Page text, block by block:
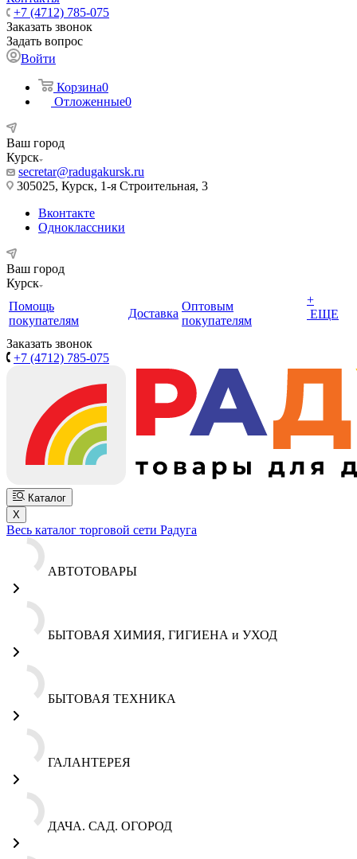
+7 (4712) 785-075
Заказать звонок
Задать вопрос
Войти
Корзина0
Отложенные0
Ваш город
Курск
secretar@radugakursk.ru
305025, Курск, 1-я Строительная, 3
Вконтакте
Одноклассники
Ваш город
Курск
Помощь
покупателям
Доставка
Оптовым
покупателям
+
ЕЩЕ
Заказать звонок
+7 (4712) 785-075
Каталог
X
Весь каталог торговой сети Радуга
АВТОТОВАРЫ
БЫТОВАЯ ХИМИЯ, ГИГИЕНА и УХОД
БЫТОВАЯ ТЕХНИКА
ГАЛАНТЕРЕЯ
ДАЧА. САД. ОГОРОД